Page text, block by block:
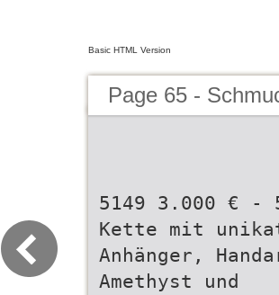
Basic HTML Version
Page 65 -
5149 3.000 € -
Kette mit
Anhänger,
Amethyst und